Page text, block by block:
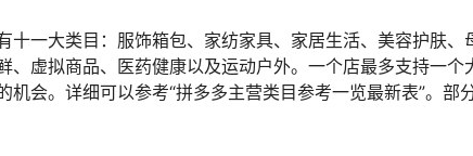
十一大类目：服饰箱包、家纺家具、家居生活、美容护肤、
、虚拟商品、医药健康以及运动户外。一个店最多支持一个
机会。详细可以参考“拼多多主营类目参考一览最新表”。部